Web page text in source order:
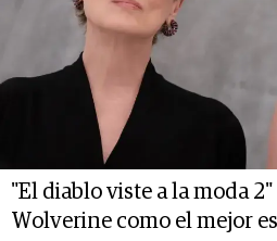
"El diablo viste a la moda
Wolverine como el mejor